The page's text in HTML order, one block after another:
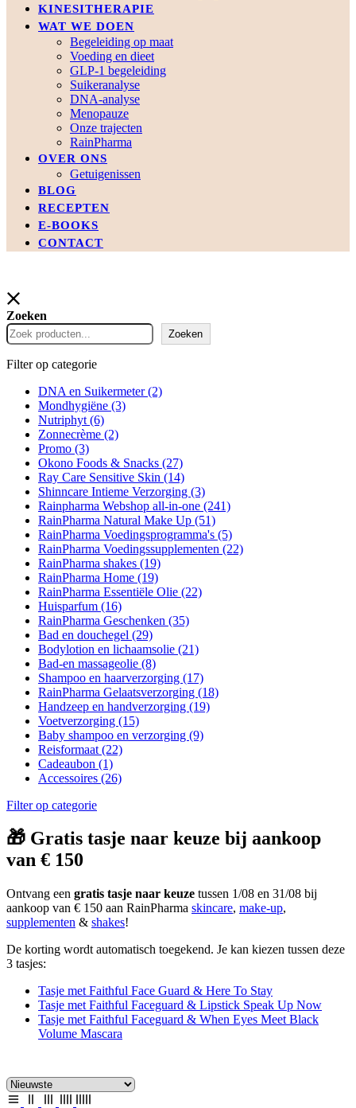
KINESITHERAPIE
WAT WE DOEN
Begeleiding op maat
Voeding en dieet
GLP-1 begeleiding
Suikeranalyse
DNA-analyse
Menopauze
Onze trajecten
RainPharma
OVER ONS
Getuigenissen
BLOG
RECEPTEN
E-BOOKS
CONTACT
Zoeken
Zoeken
Filter op categorie
DNA en Suikermeter(2)
Mondhygiëne (3)
Nutriphyt (6)
Zonnecrème (2)
Promo (3)
Okono Foods & Snacks (27)
Ray Care Sensitive Skin (14)
Shinncare Intieme Verzorging (3)
Rainpharma Webshop all-in-one (241)
RainPharma Natural Make Up (51)
RainPharma Voedingsprogramma's (5)
RainPharma Voedingssupplementen (22)
RainPharma shakes (19)
RainPharma Home (19)
RainPharma Essentiële Olie (22)
Huisparfum (16)
RainPharma Geschenken (35)
Bad en douchegel (29)
Bodylotion en lichaamsolie (21)
Bad-en massageolie (8)
Shampoo en haarverzorging (17)
RainPharma Gelaatsverzorging (18)
Handzeep en handverzorging (19)
Voetverzorging (15)
Baby shampoo en verzorging (9)
Reisformaat (22)
Cadeaubon (1)
Accessoires (26)
Filter op categorie
🎁 Gratis tasje naar keuze bij aankoop
van € 150
Ontvang een gratis tasje naar keuze tussen 1/08 en 31/08 bij
aankoop van € 150 aan RainPharma skincare, make-up,
supplementen & shakes!
De korting wordt automatisch toegekend. Je kan kiezen tussen deze
3 tasjes:
Tasje met Faithful Face Guard & Here To Stay
Tasje met Faithful Faceguard & Lipstick Speak Up Now
Tasje met Faithful Faceguard & When Eyes Meet Black
Volume Mascara